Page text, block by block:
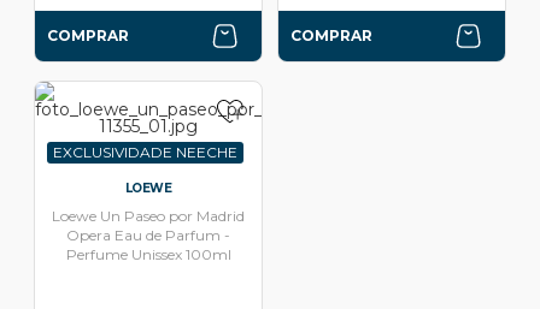
COMPRAR COMPRAR
EXCLUSIVIDADE NEECHE
LOEWE
Loewe Un Paseo por Madrid
Opera Eau de Parfum -
Perfume Unissex 100ml